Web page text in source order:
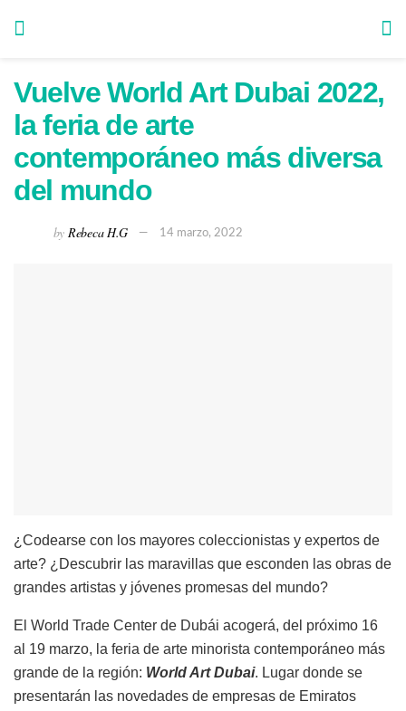
Vuelve World Art Dubai 2022,
la feria de arte
contemporáneo más diversa
del mundo
by Rebeca H.G 14 marzo, 2022
¿Codearse con los mayores coleccionistas y expertos de
arte? ¿Descubrir las maravillas que esconden las obras de
grandes artistas y jóvenes promesas del mundo?
El World Trade Center de Dubái acogerá, del próximo 16
al 19 marzo, la feria de arte minorista contemporáneo más
grande de la región: World Art Dubai. Lugar donde se
presentarán las novedades de empresas de Emiratos